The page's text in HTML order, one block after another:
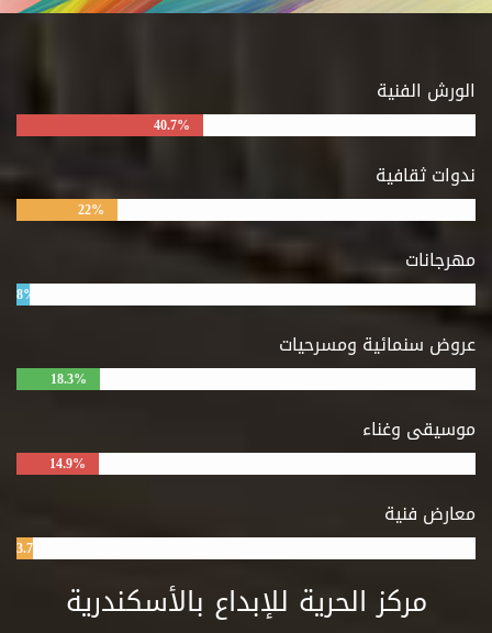
الورش الفنية
40.7%
ندوات ثقافية
22%
مهرجانات
8%
عروض سنمائية ومسرحيات
18.3%
موسيقى وغناء
14.9%
معارض فنية
3.7%
مركز الحرية للإبداع بالأسكندرية